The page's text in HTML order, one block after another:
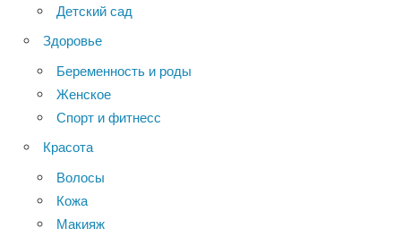
Детский сад
Здоровье
Беременность и роды
Женское
Спорт и фитнесс
Красота
Волосы
Кожа
Макияж